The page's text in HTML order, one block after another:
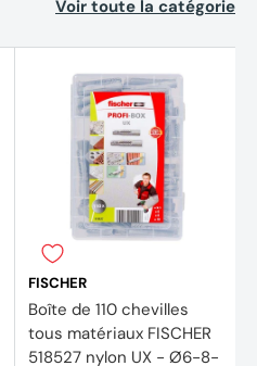
Voir toute la catégorie
FISCHER
Boîte de 110 chevilles
tous matériaux FISCHER
518527 nylon UX - Ø6-8-